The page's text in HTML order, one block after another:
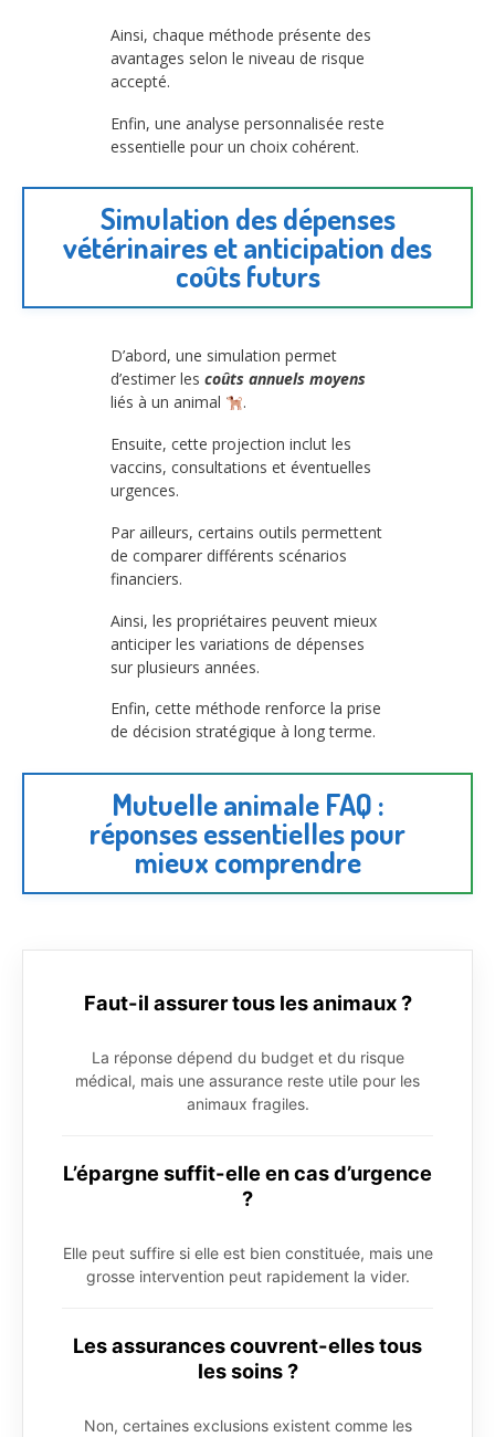
Ainsi, chaque méthode présente des
avantages selon le niveau de risque
accepté.
Enfin, une analyse personnalisée reste
essentielle pour un choix cohérent.
Simulation des dépenses
vétérinaires et anticipation des
coûts futurs
D’abord, une simulation permet
d’estimer les coûts annuels moyens
liés à un animal
.
Ensuite, cette projection inclut les
vaccins, consultations et éventuelles
urgences.
Par ailleurs, certains outils permettent
de comparer différents scénarios
financiers.
Ainsi, les propriétaires peuvent mieux
anticiper les variations de dépenses
sur plusieurs années.
Enfin, cette méthode renforce la prise
de décision stratégique à long terme.
Mutuelle animale FAQ :
réponses essentielles pour
mieux comprendre
Faut-il assurer tous les animaux ?
La réponse dépend du budget et du risque
médical, mais une assurance reste utile pour les
animaux fragiles.
L’épargne suffit-elle en cas d’urgence
?
Elle peut suffire si elle est bien constituée, mais une
grosse intervention peut rapidement la vider.
Les assurances couvrent-elles tous
les soins ?
Non, certaines exclusions existent comme les